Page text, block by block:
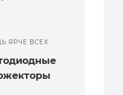
ЯРЧЕ ВСЕХ